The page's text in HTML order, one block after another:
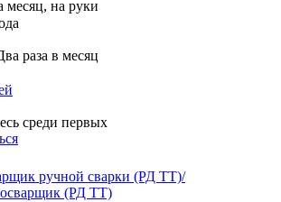
месяц, на руки
раза в месяц
среди первых
ручной сварки (РД ТТ)/
(РД ТТ)